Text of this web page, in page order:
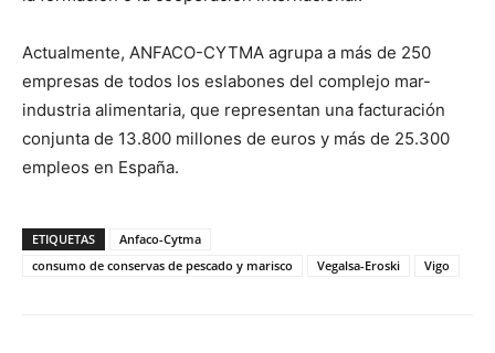
Actualmente, ANFACO-CYTMA agrupa a más de 250
empresas de todos los eslabones del complejo mar-
industria alimentaria, que representan una facturación
conjunta de 13.800 millones de euros y más de 25.300
empleos en España.
ETIQUETAS
Anfaco-Cytma
consumo de conservas de pescado y marisco
Vegalsa-Eroski Vigo